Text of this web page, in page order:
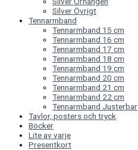
Silver Övrigt
Tennarmband
Tennarmband 15 cm
Tennarmband 16 cm
Tennarmband 17 cm
Tennarmband 18 cm
Tennarmband 19 cm
Tennarmband 20 cm
Tennarmband 21 cm
Tennarmband 22 cm
Tennarmband Justerbar
Tavlor, posters och tryck
Böcker
Lite av varje
Presentkort